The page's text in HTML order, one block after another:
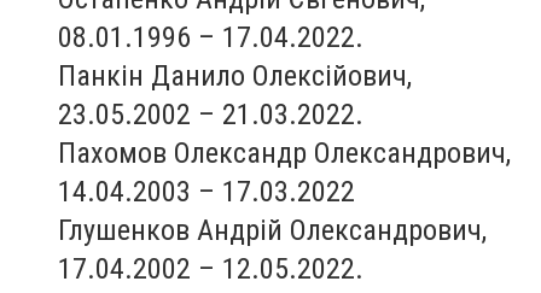
08.01.1996 – 17.04.2022.
Панкін Данило Олексійович,
23.05.2002 – 21.03.2022.
Пахомов Олександр Олександрович,
14.04.2003 – 17.03.2022
Глушенков Андрій Олександрович,
17.04.2002 – 12.05.2022.